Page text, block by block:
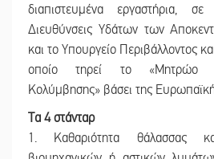
διαπιστευμένα εργαστήρια,
Διευθύνσεις Υδάτων των
και το Υπουργείο Περιβάλλοντος
οποίο τηρεί το «Μητρώο
Κολύμβησης» βάσει της
Τα 4 στάνταρ
1. Καθαριότητα θάλασσας